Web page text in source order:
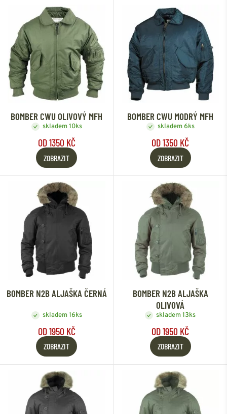
BOMBER CWU OLIVOVÝ MFH
skladem 10ks
OD 1350 KČ
ZOBRAZIT
BOMBER CWU MODRÝ MFH
skladem 6ks
OD 1350 KČ
ZOBRAZIT
BOMBER N2B ALJAŠKA ČERNÁ
skladem 16ks
OD 1950 KČ
ZOBRAZIT
BOMBER N2B ALJAŠKA
OLIVOVÁ
skladem 13ks
OD 1950 KČ
ZOBRAZIT